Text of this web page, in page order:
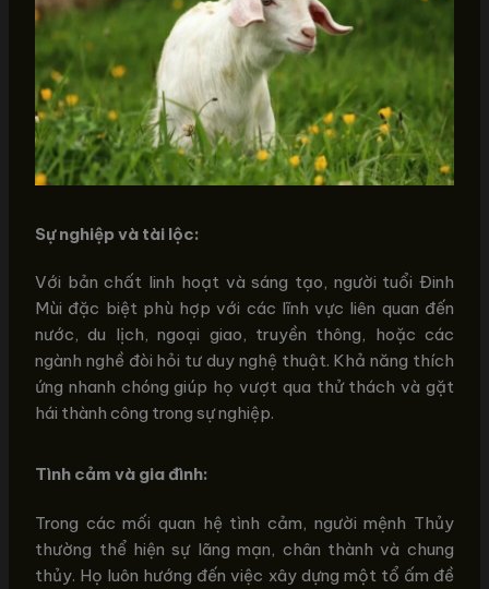
Sự nghiệp và tài lộc:
Với bản chất linh hoạt và sáng tạo, người tuổi Đinh
Mùi đặc biệt phù hợp với các lĩnh vực liên quan đến
nước, du lịch, ngoại giao, truyền thông, hoặc các
ngành nghề đòi hỏi tư duy nghệ thuật. Khả năng thích
ứng nhanh chóng giúp họ vượt qua thử thách và gặt
hái thành công trong sự nghiệp.
Tình cảm và gia đình:
Trong các mối quan hệ tình cảm, người mệnh Thủy
thường thể hiện sự lãng mạn, chân thành và chung
thủy. Họ luôn hướng đến việc xây dựng một tổ ấm đề